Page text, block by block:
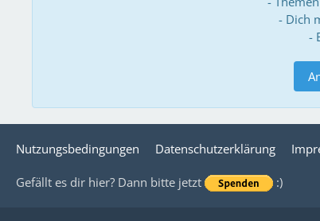
- Dich
-
Nutzungsbedingungen Datenschutzerklärung
Gefällt es dir hier? Dann bitte jetzt :)